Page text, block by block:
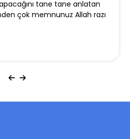
tane tane anlatan
çok memnunuz Allah razı